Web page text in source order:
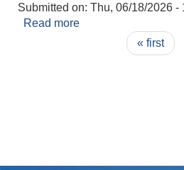
Submitted on: Thu, 06/18/2026 -
Read more
« first